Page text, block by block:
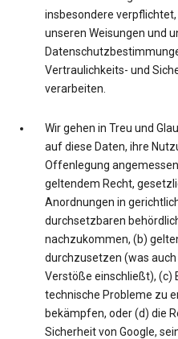
insbesondere
unseren Weisungen und
Vertraulichkeits- und
verarbeiten.
Wir gehen in Treu und
auf diese Daten, ihre
Offenlegung
geltendem Recht,
Anordnungen in
durchsetzbaren
nachzukommen, (b)
durchzusetzen (was
Verstöße einschließt), (c)
technische Probleme zu
bekämpfen, oder (d) die
Sicherheit von Google,